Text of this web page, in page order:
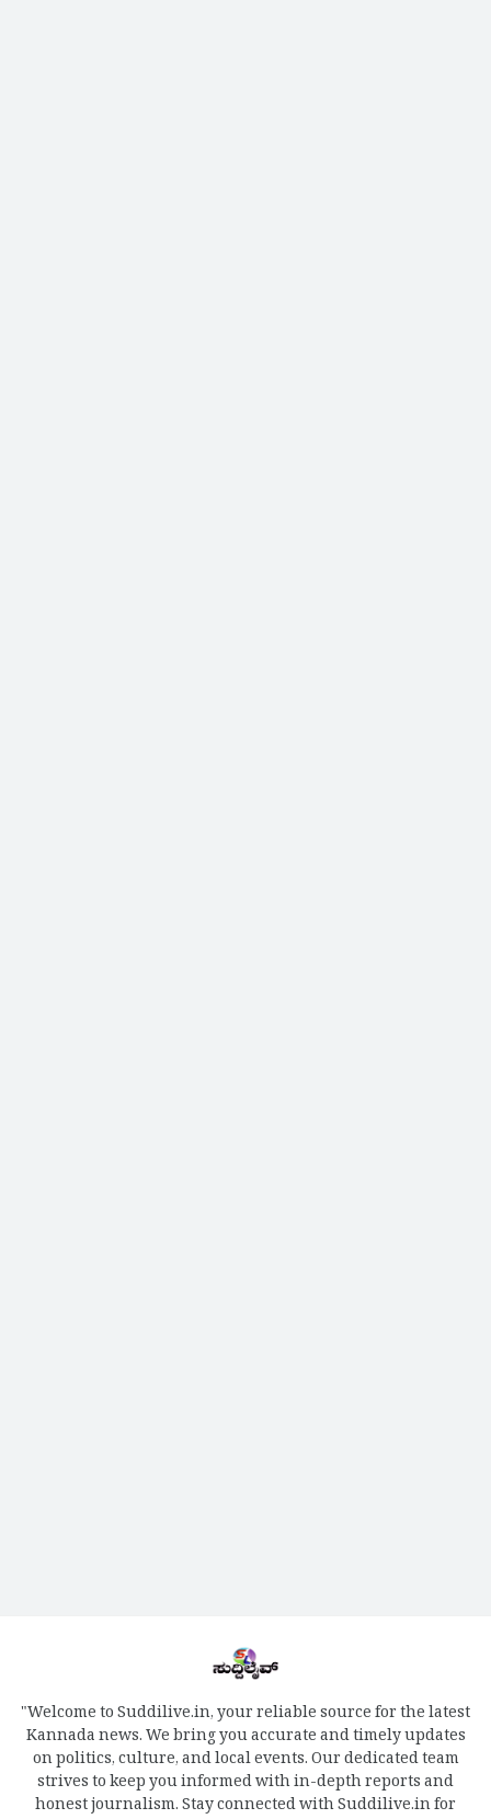
"Welcome to Suddilive.in, your reliable source for the latest
Kannada news. We bring you accurate and timely updates
on politics, culture, and local events. Our dedicated team
strives to keep you informed with in-depth reports and
honest journalism. Stay connected with Suddilive.in for